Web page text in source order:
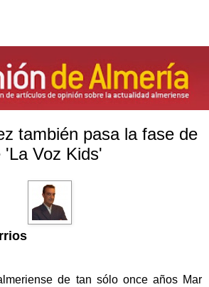
también pasa la fase de
'La Voz Kids'
de tan sólo once años Mar